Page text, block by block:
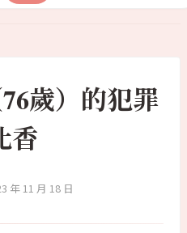
歲）的犯罪
香
年 11 月 18 日